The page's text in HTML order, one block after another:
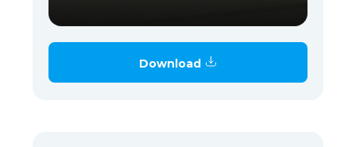
Download